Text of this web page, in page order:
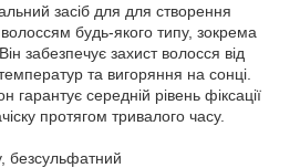
засіб для для створення
волоссям будь-якого типу, зокрема
забезпечує захист волосся від
та вигоряння на сонці.
гарантує середній рівень фіксації
протягом тривалого часу.
безсульфатний